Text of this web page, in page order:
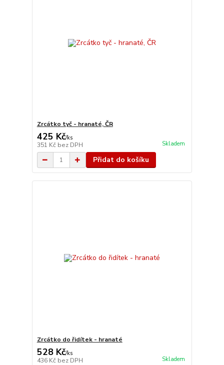
Zrcátko tyč - hranaté, ČR
425 Kč/ks
351 Kč bez DPH Skladem
Přidat do košíku
Zrcátko do řidítek - hranaté
528 Kč/ks
436 Kč bez DPH Skladem